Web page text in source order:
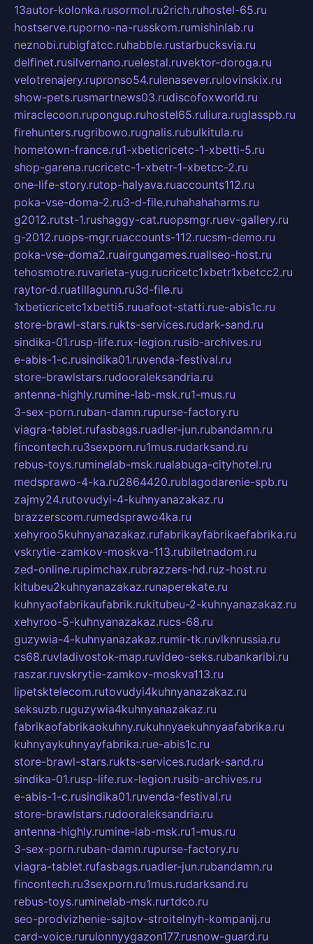
13autor-kolonka.rusormol.ru2rich.ruhostel-65.ru
hostserve.ruporno-na-russkom.rumishinlab.ru
neznobi.rubigfatcc.ruhabble.rustarbucksvia.ru
delfinet.rusilvernano.ruelestal.ruvektor-doroga.ru
velotrenajery.rupronso54.rulenasever.rulovinskix.ru
show-pets.rusmartnews03.rudiscofoxworld.ru
miraclecoon.rupongup.ruhostel65.ruliura.ruglasspb.ru
firehunters.rugribowo.rugnalis.rubulkitula.ru
hometown-france.ru1-xbeticricetc-1-xbetti-5.ru
shop-garena.rucricetc-1-xbetr-1-xbetcc-2.ru
one-life-story.rutop-halyava.ruaccounts112.ru
poka-vse-doma-2.ru3-d-file.ruhahahaharms.ru
g2012.rutst-1.rushaggy-cat.ruopsmgr.ruev-gallery.ru
g-2012.ruops-mgr.ruaccounts-112.rucsm-demo.ru
poka-vse-doma2.ruairgungames.ruallseo-host.ru
tehosmotre.ruvarieta-yug.rucricetc1xbetr1xbetcc2.ru
raytor-d.ruatillagunn.ru3d-file.ru
1xbeticricetc1xbetti5.ruuafoot-statti.rue-abis1c.ru
store-brawl-stars.rukts-services.rudark-sand.ru
sindika-01.rusp-life.rux-legion.rusib-archives.ru
e-abis-1-c.rusindika01.ruvenda-festival.ru
store-brawlstars.rudooraleksandria.ru
antenna-highly.rumine-lab-msk.ru1-mus.ru
3-sex-porn.ruban-damn.rupurse-factory.ru
viagra-tablet.rufasbags.ruadler-jun.rubandamn.ru
fincontech.ru3sexporn.ru1mus.rudarksand.ru
rebus-toys.ruminelab-msk.rualabuga-cityhotel.ru
medsprawo-4-ka.ru2864420.rublagodarenie-spb.ru
zajmy24.rutovudyi-4-kuhnyanazakaz.ru
brazzerscom.rumedsprawo4ka.ru
xehyroo5kuhnyanazakaz.rufabrikayfabrikaefabrika.ru
vskrytie-zamkov-moskva-113.rubiletnadom.ru
zed-online.rupimchax.rubrazzers-hd.ruz-host.ru
kitubeu2kuhnyanazakaz.runaperekate.ru
kuhnyaofabrikaufabrik.rukitubeu-2-kuhnyanazakaz.ru
xehyroo-5-kuhnyanazakaz.rucs-68.ru
guzywia-4-kuhnyanazakaz.rumir-tk.ruvlknrussia.ru
cs68.ruvladivostok-map.ruvideo-seks.rubankaribi.ru
raszar.ruvskrytie-zamkov-moskva113.ru
lipetsktelecom.rutovudyi4kuhnyanazakaz.ru
seksuzb.ruguzywia4kuhnyanazakaz.ru
fabrikaofabrikaokuhny.rukuhnyaekuhnyaafabrika.ru
kuhnyaykuhnyayfabrika.rue-abis1c.ru
store-brawl-stars.rukts-services.rudark-sand.ru
sindika-01.rusp-life.rux-legion.rusib-archives.ru
e-abis-1-c.rusindika01.ruvenda-festival.ru
store-brawlstars.rudooraleksandria.ru
antenna-highly.rumine-lab-msk.ru1-mus.ru
3-sex-porn.ruban-damn.rupurse-factory.ru
viagra-tablet.rufasbags.ruadler-jun.rubandamn.ru
fincontech.ru3sexporn.ru1mus.rudarksand.ru
rebus-toys.ruminelab-msk.rurtdco.ru
seo-prodvizhenie-sajtov-stroitelnyh-kompanij.ru
card-voice.rurulonnyygazon177.rusnow-guard.ru